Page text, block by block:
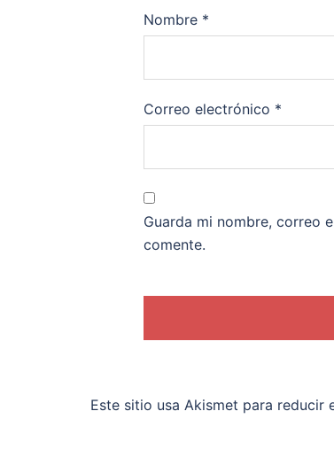
Nombre *
Correo electrónico *
Guarda mi nombre, correo
comente.
Este sitio usa Akismet para reducir